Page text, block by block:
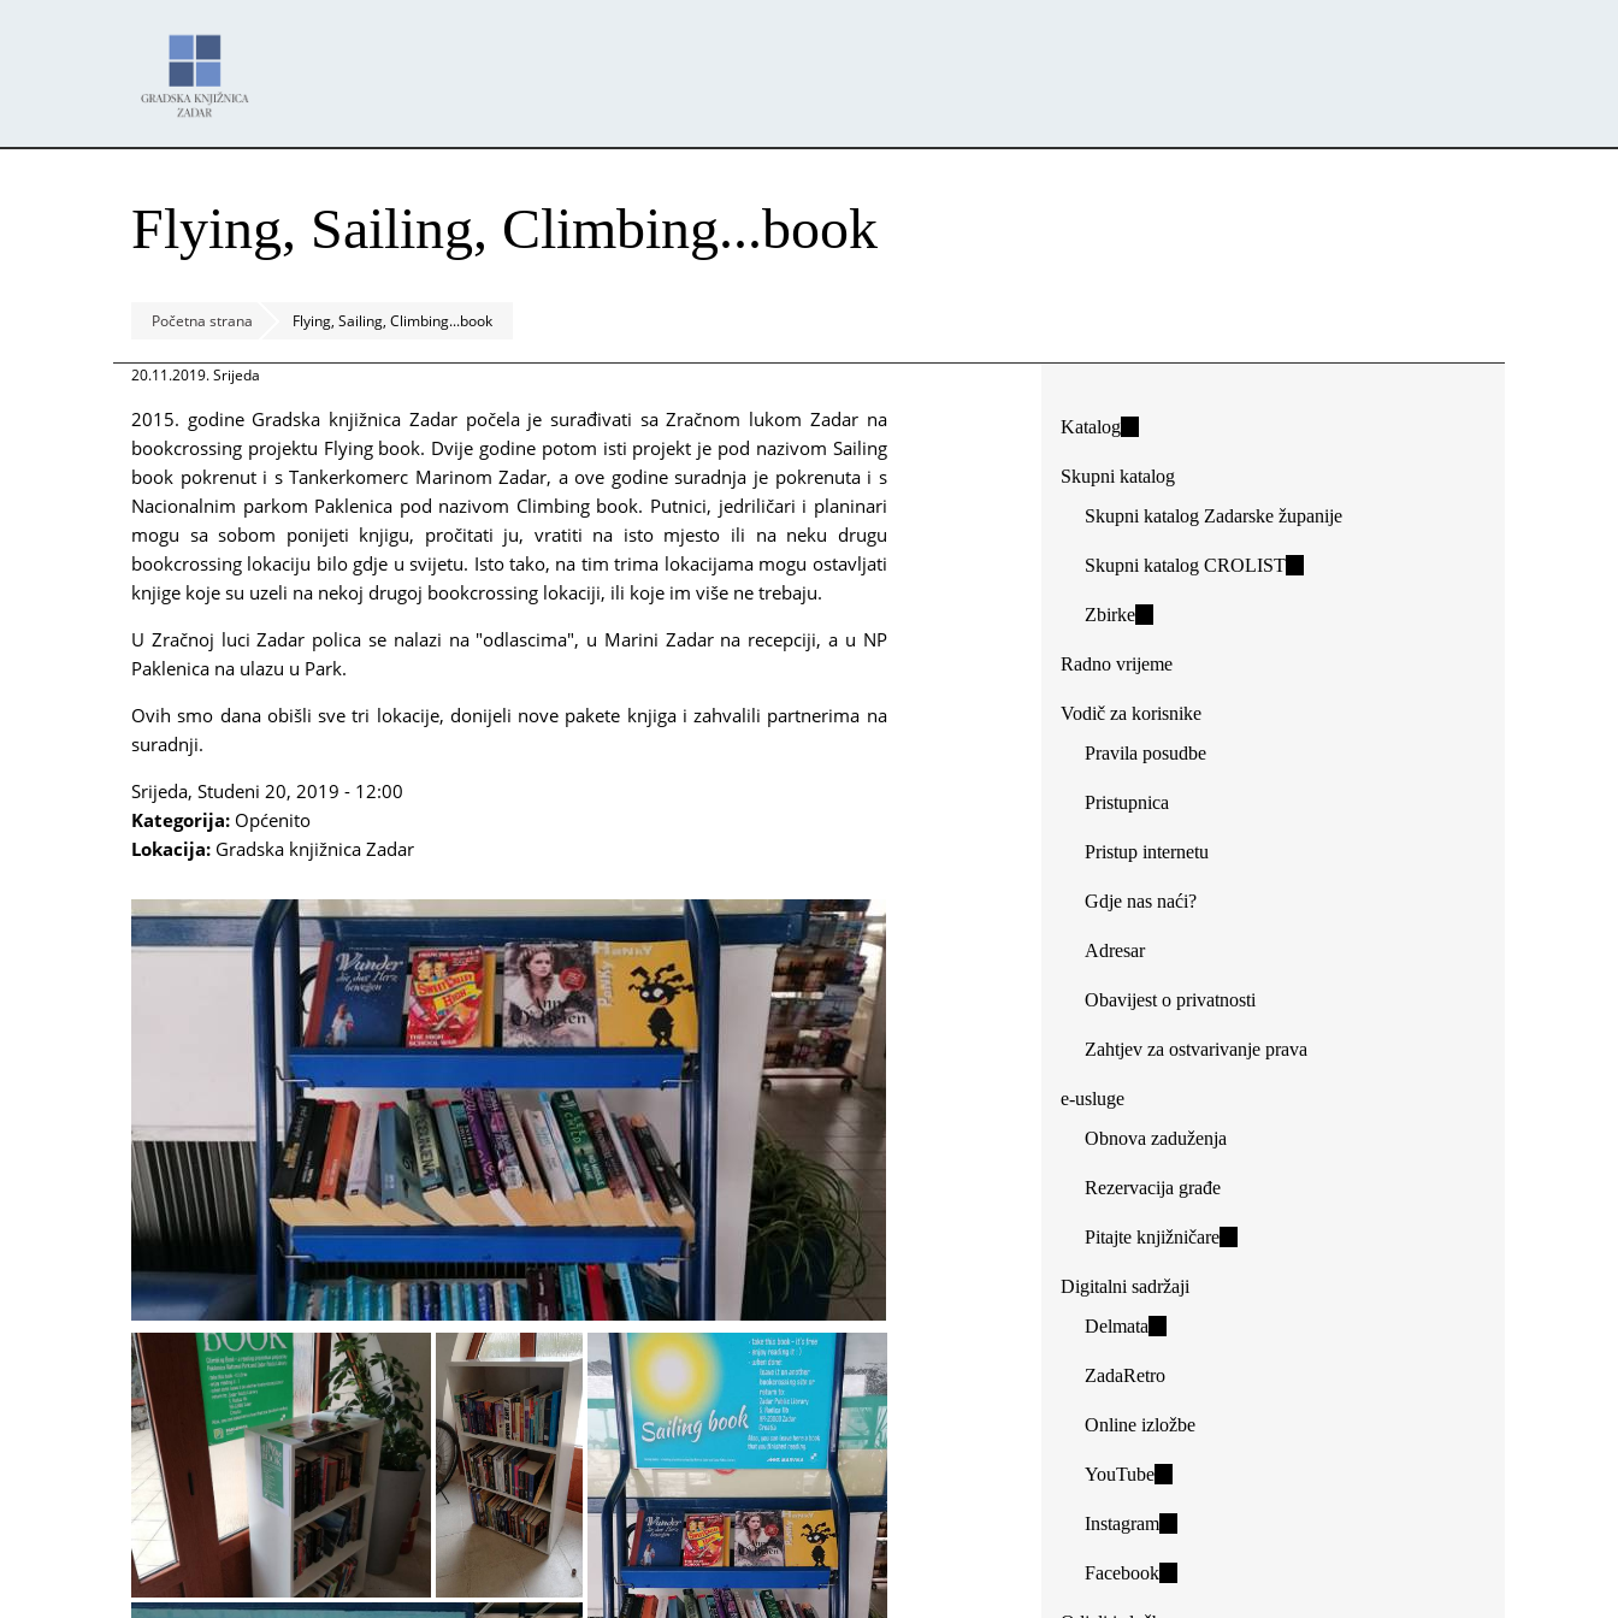
Flying, Sailing, Climbing...book
Početna strana Flying, Sailing, Climbing...book
20.11.2019. Srijeda
2015. godine Gradska knjižnica Zadar počela je surađivati sa Zračnom lukom Zadar na
bookcrossing projektu Flying book. Dvije godine potom isti projekt je pod nazivom Sailing
book pokrenut i s Tankerkomerc Marinom Zadar, a ove godine suradnja je pokrenuta i s
Nacionalnim parkom Paklenica pod nazivom Climbing book. Putnici, jedriličari i planinari
mogu sa sobom ponijeti knjigu, pročitati ju, vratiti na isto mjesto ili na neku drugu
bookcrossing lokaciju bilo gdje u svijetu. Isto tako, na tim trima lokacijama mogu ostavljati
knjige koje su uzeli na nekoj drugoj bookcrossing lokaciji, ili koje im više ne trebaju.
U Zračnoj luci Zadar polica se nalazi na "odlascima", u Marini Zadar na recepciji, a u NP
Paklenica na ulazu u Park.
Ovih smo dana obišli sve tri lokacije, donijeli nove pakete knjiga i zahvalili partnerima na
suradnji.
Srijeda, Studeni 20, 2019 - 12:00
Kategorija: Općenito
Lokacija: Gradska knjižnica Zadar
Katalog(link
external)
Skupni katalog
Skupni katalog Zadarske županije
Skupni katalog CROLIST(link
Zbirke(link
external)
Radno vrijeme
Vodič za korisnike
Pravila posudbe
Pristupnica
Pristup internetu
Gdje nas naći?
Adresar
Obavijest o privatnosti
Zahtjev za ostvarivanje prava
e-usluge
Obnova zaduženja
Rezervacija građe
Pitajte knjižničare(link
Digitalni sadržaji
Delmata
external)
ZadaRetro
Online izložbe
YouTube(link
external)
Instagram(link
external)
Facebook(link